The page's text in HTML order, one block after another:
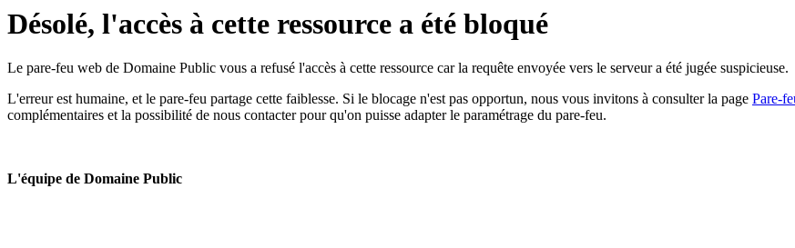
Désolé, l'accès à cette ressource a été bloqué
Le pare-feu web de Domaine Public vous a refusé l'accès à cette ressource car la requête envoyée vers le serveur a été jugée suspicieuse.
L'erreur est humaine, et le pare-feu partage cette faiblesse. Si le blocage n'est pas opportun, nous vous invitons à consulter la page Pare-
complémentaires et la possibilité de nous contacter pour qu'on puisse adapter le paramétrage du pare-feu.
L'équipe de Domaine Public